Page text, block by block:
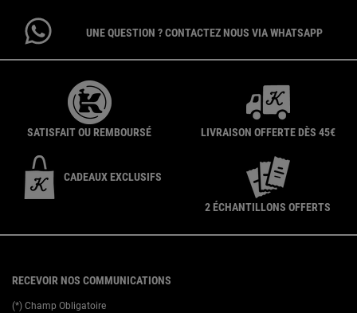
UNE QUESTION ? CONTACTEZ NOUS VIA WHATSAPP
SATISFAIT OU REMBOURSÉ LIVRAISON OFFERTE DÈS 45€
CADEAUX EXCLUSIFS
2 ÉCHANTILLONS OFFERTS
RECEVOIR NOS COMMUNICATIONS
(*) Champ Obligatoire